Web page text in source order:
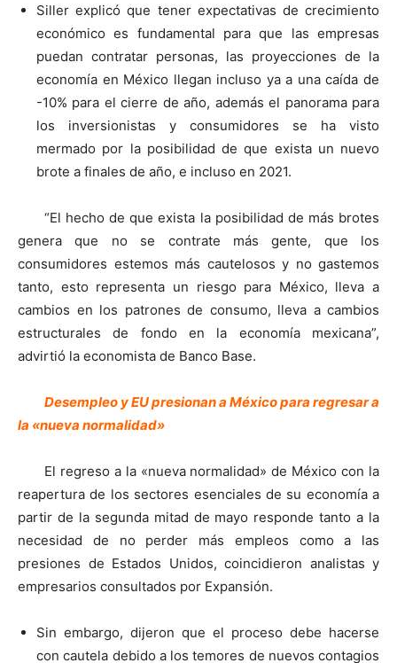
Siller explicó que tener expectativas de crecimiento
económico es fundamental para que las empresas
puedan contratar personas, las proyecciones de la
economía en México llegan incluso ya a una caída de
-10% para el cierre de año, además el panorama para
los inversionistas y consumidores se ha visto
mermado por la posibilidad de que exista un nuevo
brote a finales de año, e incluso en 2021.
“El hecho de que exista la posibilidad de más brotes
genera que no se contrate más gente, que los
consumidores estemos más cautelosos y no gastemos
tanto, esto representa un riesgo para México, lleva a
cambios en los patrones de consumo, lleva a cambios
estructurales de fondo en la economía mexicana”,
advirtió la economista de Banco Base.
Desempleo y EU presionan a México para regresar a
la «nueva normalidad»
El regreso a la «nueva normalidad» de México con la
reapertura de los sectores esenciales de su economía a
partir de la segunda mitad de mayo responde tanto a la
necesidad de no perder más empleos como a las
presiones de Estados Unidos, coincidieron analistas y
empresarios consultados por Expansión.
Sin embargo, dijeron que el proceso debe hacerse
con cautela debido a los temores de nuevos contagios